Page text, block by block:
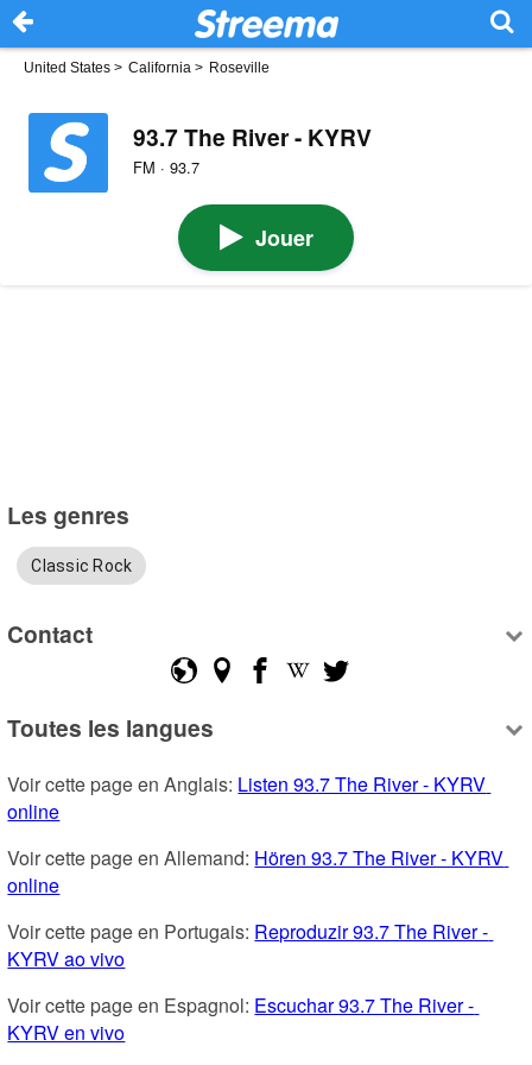
United States > California > Roseville
93.7 The River - KYRV
FM · 93.7
Jouer
Les genres
Classic Rock
Contact
Toutes les langues
Voir cette page en Anglais: Listen 93.7 The River - KYRV
online
Voir cette page en Allemand: Hören 93.7 The River - KYRV
online
Voir cette page en Portugais: Reproduzir 93.7 The River -
KYRV ao vivo
Voir cette page en Espagnol: Escuchar 93.7 The River -
KYRV en vivo